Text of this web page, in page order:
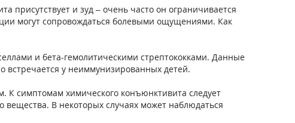
присутствует и зуд – очень часто он ограничивается
могут сопровождаться болевыми ощущениями. Как
и бета-гемолитическими стрептококками. Данные
встречается у неиммунизированных детей.
симптомам химического конъюнктивита следует
вещества. В некоторых случаях может наблюдаться